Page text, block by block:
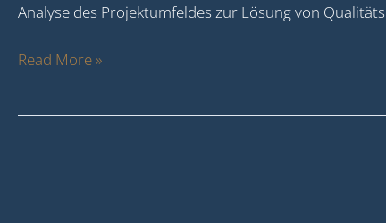
Analyse des Projektumfeldes zur Lösung von
Read More »